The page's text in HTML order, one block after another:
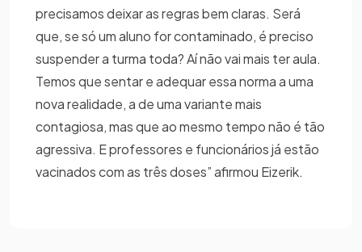
precisamos deixar as regras bem claras. Será
que, se só um aluno for contaminado, é preciso
suspender a turma toda? Aí não vai mais ter aula.
Temos que sentar e adequar essa norma a uma
nova realidade, a de uma variante mais
contagiosa, mas que ao mesmo tempo não é tão
agressiva. E professores e funcionários já estão
vacinados com as três doses” afirmou Eizerik.